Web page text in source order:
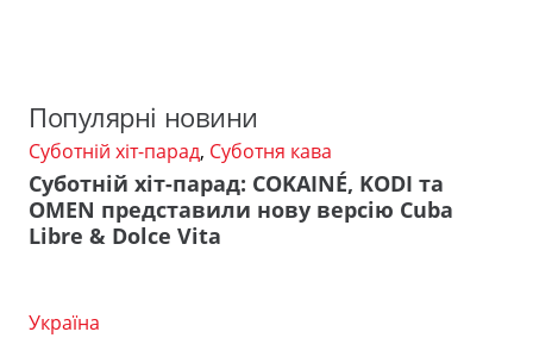
Популярні новини
Суботній хіт-парад, Суботня кава
Суботній хіт-парад: COKAINÉ, KODI та
OMEN представили нову версію Cuba
Libre & Dolce Vita
Україна